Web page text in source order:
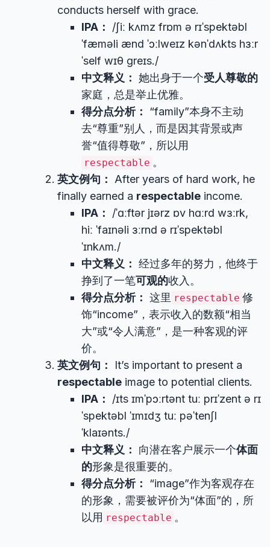
conducts herself with grace.
IPA：
/ʃiː kʌmz frɒm ə rɪˈspektəbl
ˈfæməli ænd ˈɔːlweɪz kənˈdʌkts hɜːr
ˈself wɪθ ɡreɪs./
中文释义： 她出身于一个受人尊敬的
家庭，总是举止优雅。
得分点分析：
“family”本身不主动
去“尊重”别人，而是因其背景或声
誉“值得尊敬”，所以用
respectable 。
英文例句：
After years of hard work, he
finally earned a respectable income.
IPA：
/ˈɑːftər jɪərz ɒv hɑːrd wɜːrk,
hiː ˈfaɪnəli ɜːrnd ə rɪˈspektəbl
ˈɪnkʌm./
中文释义： 经过多年的努力，他终于
挣到了一笔可观的收入。
得分点分析： 这里 respectable 修
饰“income”，表示收入的数额“相当
大”或“令人满意”，是一种客观的评
价。
英文例句：
It’s important to present a
respectable image to potential clients.
IPA：
/ɪts ɪmˈpɔːrtənt tuː prɪˈzent ə rɪ
ˈspektəbl ˈɪmɪdʒ tuː pəˈtenʃl
ˈklaɪənts./
中文释义：
向潜在客户展示一个体面
的形象是很重要的。
得分点分析：
“image”作为客观存在
的形象，需要被评价为“体面”的，所
以用 respectable 。